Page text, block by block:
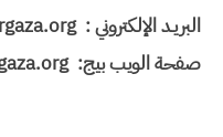
البريـد الإلكتروني : pchr@pchrgaza.org
صفحة الويب بيج: www.pchrgaza.org